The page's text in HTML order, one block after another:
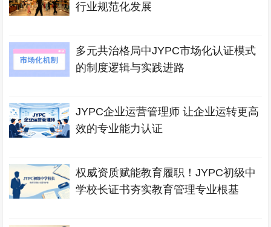
行业规范化发展
多元共治格局中JYPC市场化认证模式
的制度逻辑与实践进路
JYPC企业运营管理师 让企业运转更高
效的专业能力认证
权威资质赋能教育履职！JYPC初级中
学校长证书夯实教育管理专业根基